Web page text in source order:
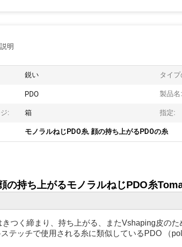
明
鋭い タイ
PDO 製品名:
: 箱 指定:
モノラルねじPDO糸, 顔の持ち上がるPDOの糸
の持ち上がるモノラルねじPDO糸
つく締まり、持ち上がる、またVshaping皮の
テッチで使用される糸に類似しているPDO （